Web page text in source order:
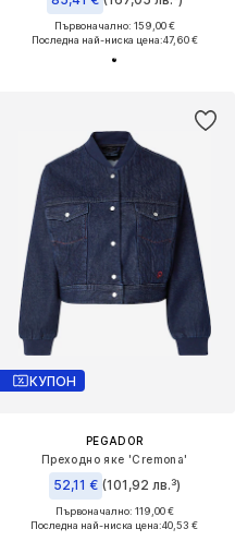
Първоначално: 159,00 €
Последна най-ниска цена:47,60 €
КУПОН
PEGADOR
Преходно яке 'Cremona'
52,11 € (101,92 лв.³)
Първоначално: 119,00 €
Последна най-ниска цена:40,53 €